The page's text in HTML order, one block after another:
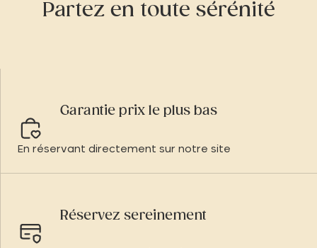
Partez en toute sérénité
Garantie prix le plus bas
En réservant directement sur notre site
Réservez sereinement